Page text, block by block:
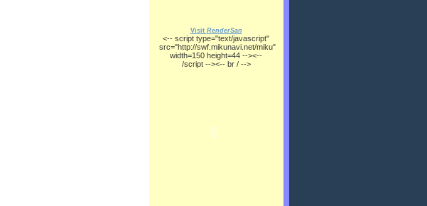
Visit RenderSan
<-- script type="text/javascript"
src="http://swf.mikunavi.net/miku"
width=150 height=44 --><--
/script --><-- br / -->